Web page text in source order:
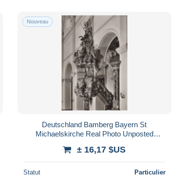
Nouveau
Deutschland Bamberg Bayern St
Michaelskirche Real Photo Unposted
± 16,17 $US
Statut Particulier